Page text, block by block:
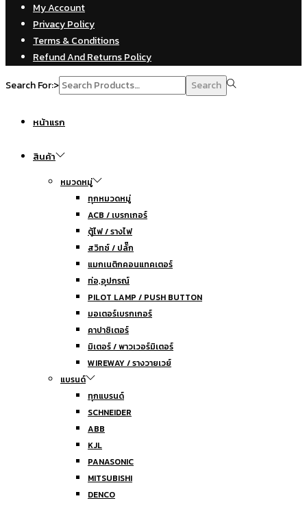
My Account
Privacy Policy
Terms & Conditions
Refund And Returns Policy
Search For:>
Search
หน้าแรก
สินค้า
หมวดหมู่
ทุกหมวดหมู่
ACB / เบรกเกอร์
ตู้ไฟ / รางไฟ
สวิทซ์ / ปลั๊ก
แมกเนติกคอนแทคเตอร์
ท่อ,อุปกรณ์
PILOT LAMP / PUSH BUTTON
มอเตอร์เบรกเกอร์
คาปาซิเตอร์
มิเตอร์ / พาวเวอร์มิเตอร์
WIREWAY / รางวายเวย์
แบรนด์
ทุกแบรนด์
SCHNEIDER
ABB
KJL
PANASONIC
MITSUBISHI
DENCO